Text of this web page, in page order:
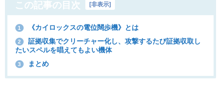
この記事の目次 非表示
1 《カイロックスの電位闊歩機》とは
2
証拠収集でクリーチャー化し、攻撃するたび証拠収取し
たいスペルを唱えてもよい機体
3 まとめ